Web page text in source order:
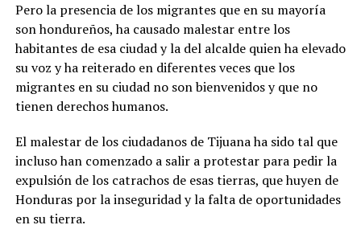
Pero la presencia de los migrantes que en su mayoría
son hondureños, ha causado malestar entre los
habitantes de esa ciudad y la del alcalde quien ha elevado
su voz y ha reiterado en diferentes veces que los
migrantes en su ciudad no son bienvenidos y que no
tienen derechos humanos.
El malestar de los ciudadanos de Tijuana ha sido tal que
incluso han comenzado a salir a protestar para pedir la
expulsión de los catrachos de esas tierras, que huyen de
Honduras por la inseguridad y la falta de oportunidades
en su tierra.